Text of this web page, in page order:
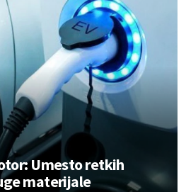
Umesto retkih
materijale